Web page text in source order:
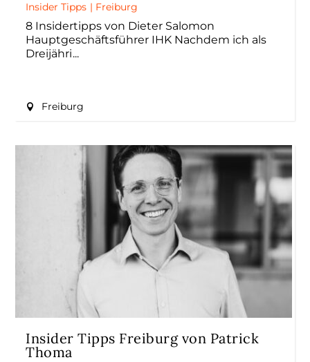
Insider Tipps | Freiburg
8 Insidertipps von Dieter Salomon
Hauptgeschäftsführer IHK Nachdem ich als
Dreijähri
Freiburg
Insider Tipps Freiburg von Patrick
Thoma